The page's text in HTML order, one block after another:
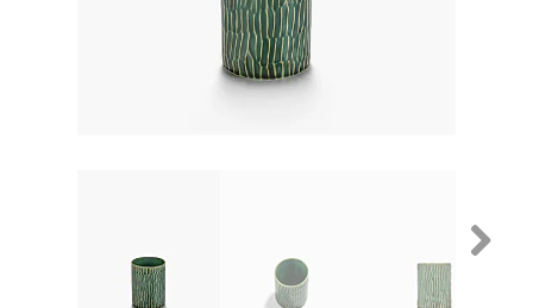
Acties en events